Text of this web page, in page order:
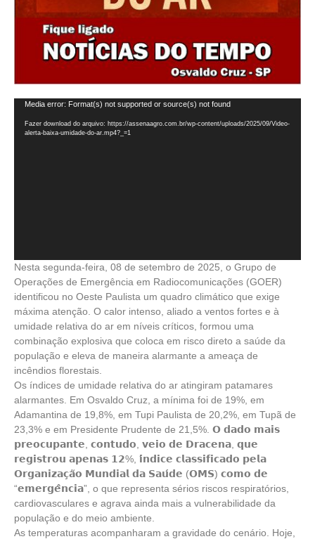
Tocador
vídeo
Media error: Format(s) not supported or source(s) not found
Fazer download do arquivo: https://assenaagro.com.br/wp-content/uploads/2025/09/Video-
alerta-baixa-umidade-do-ar.mp4?_=1
Nesta segunda-feira, 08 de setembro de 2025, o Grupo de
Operações de Emergência em Radiocomunicações (GOER)
identificou no Oeste Paulista um quadro climático que exige
máxima atenção. O calor intenso, aliado a ventos fortes e à
umidade relativa do ar em níveis críticos, formou uma
combinação explosiva que coloca em risco direto a saúde da
população e eleva de maneira alarmante a ameaça de
incêndios florestais.
Os índices de umidade relativa do ar atingiram patamares
alarmantes. Em Osvaldo Cruz, a mínima foi de 19%, em
Adamantina de 19,8%, em Tupi Paulista de 20,2%, em Tupã de
23,3% e em Presidente Prudente de 21,5%. 𝗢 𝗱𝗮𝗱𝗼 𝗺𝗮𝗶𝘀
𝗽𝗿𝗲𝗼𝗰𝘂𝗽𝗮𝗻𝘁𝗲, 𝗰𝗼𝗻𝘁𝘂𝗱𝗼, 𝘃𝗲𝗶𝗼 𝗱𝗲 𝗗𝗿𝗮𝗰𝗲𝗻𝗮, 𝗾𝘂𝗲
𝗿𝗲𝗴𝗶𝘀𝘁𝗿𝗼𝘂 𝗮𝗽𝗲𝗻𝗮𝘀 𝟭𝟮%, 𝗶́𝗻𝗱𝗶𝗰𝗲 𝗰𝗹𝗮𝘀𝘀𝗶𝗳𝗶𝗰𝗮𝗱𝗼 𝗽𝗲𝗹𝗮
𝗢𝗿𝗴𝗮𝗻𝗶𝘇𝗮𝗰̧𝗮̃𝗼 𝗠𝘂𝗻𝗱𝗶𝗮𝗹 𝗱𝗮 𝗦𝗮𝘂́𝗱𝗲 (𝗢𝗠𝗦) 𝗰𝗼𝗺𝗼 𝗱𝗲
“𝗲𝗺𝗲𝗿𝗴𝗲̂𝗻𝗰𝗶𝗮”, o que representa sérios riscos respiratórios,
cardiovasculares e agrava ainda mais a vulnerabilidade da
população e do meio ambiente.
As temperaturas acompanharam a gravidade do cenário. Hoje,